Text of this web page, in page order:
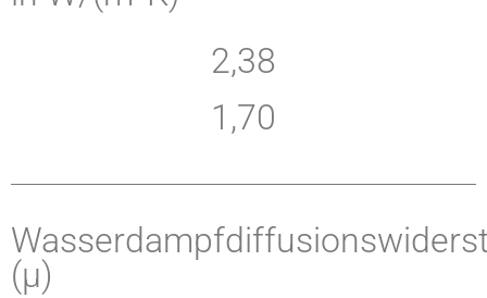
2,38
1,70
(µ)